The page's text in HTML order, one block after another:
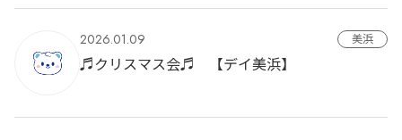
2026.01.09 美浜
♬クリスマス会♬ 【デイ美浜】